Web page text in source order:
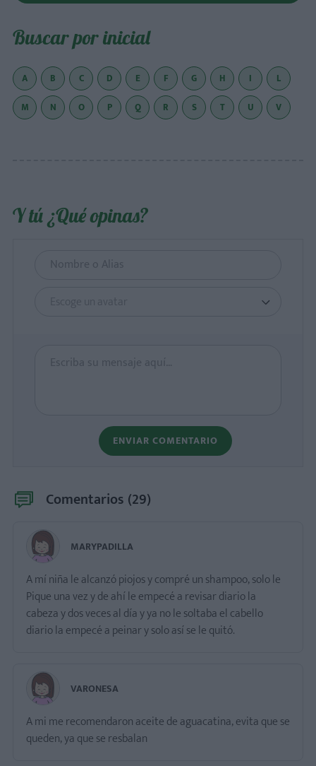
Buscar por inicial
A B C D E F G H I
L
M
N O P Q R S T U V
Y tú ¿Qué opinas?
Escoge un avatar
ENVIAR COMENTARIO
Comentarios (29)
MARYPADILLA
A mí niña le alcanzó piojos y compré un shampoo, solo le
Pique una vez y de ahí le empecé a revisar diario la
cabeza y dos veces al día y ya no le soltaba el cabello
diario la empecé a peinar y solo así se le quitó.
VARONESA
A mi me recomendaron aceite de aguacatina, evita que se
queden, ya que se resbalan